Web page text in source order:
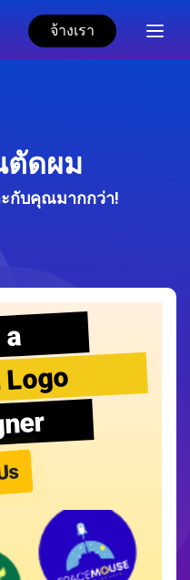
จ้างเรา
ตัดผม
ะกับคุณมากกว่า!